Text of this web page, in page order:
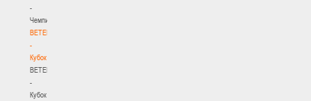
-
Чемпионат
BETERA
-
Кубок
BETERA
-
Кубок